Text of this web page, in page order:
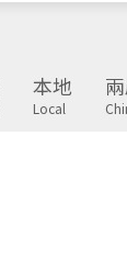
本地
Local